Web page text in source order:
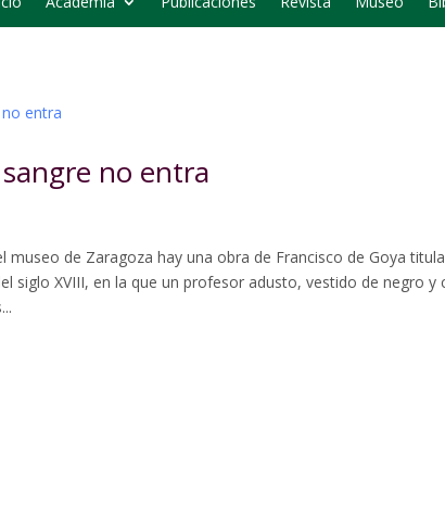
no entra
museo de Zaragoza hay una obra de Francisco de Goya
siglo XVIII, en la que un profesor adusto, vestido de negro y